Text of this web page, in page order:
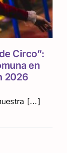
Circo”:
en
2026
[...]